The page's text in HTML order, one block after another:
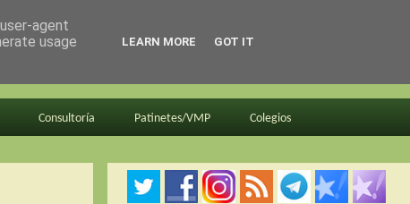
Consultoría Patinetes/VMP Colegios
agent
usage
LEARN MORE GOT IT